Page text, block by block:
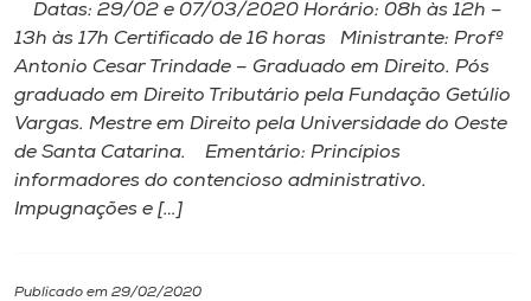
Internacionalização
I.nova
Datas: 29/02 e 07/03/2020 Horário: 08h às 12h –
13h às 17h Certificado de 16 horas Ministrante: Profº
Antonio Cesar Trindade – Graduado em Direito. Pós
graduado em Direito Tributário pela Fundação Getúlio
Vargas. Mestre em Direito pela Universidade do Oeste
de Santa Catarina. Ementário: Princípios
informadores do contencioso administrativo.
Impugnações e […]
Publicado em 29/02/2020